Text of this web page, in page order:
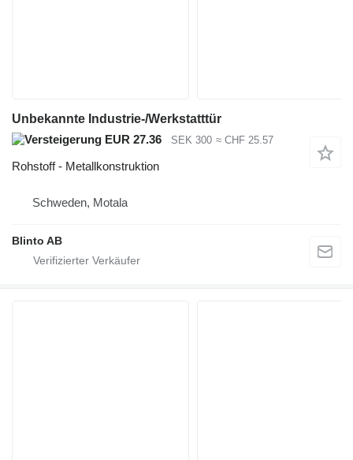
Unbekannte Industrie-/Werkstatttür
EUR 27.36
SEK 300 ≈ CHF 25.57
Rohstoff - Metallkonstruktion
Schweden, Motala
Blinto AB